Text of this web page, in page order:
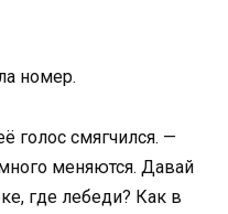
номер.
голос смягчился. —
меняются. Давай
где лебеди? Как в